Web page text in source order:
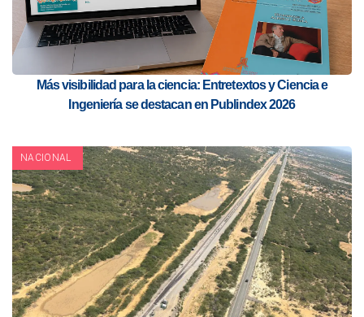
Más visibilidad para la ciencia: Entretextos y Ciencia e
Ingeniería se destacan en Publindex 2026
NACIONAL